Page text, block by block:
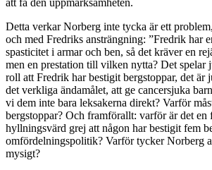
Detta verkar Norberg inte tycka är ett
och med Fredriks ansträngning: ”Fredrik har
spasticitet i armar och ben, så det kräver en
men en prestation till vilken nytta? Det spelar
roll att Fredrik har bestigit bergstoppar, det är
det verkliga ändamålet, att ge cancersjuka
vi dem inte bara leksakerna direkt? Varför
bergstoppar? Och framförallt: varför är det en
hyllningsvärd grej att någon har bestigit fem
omfördelningspolitik? Varför tycker Norberg
mysigt?